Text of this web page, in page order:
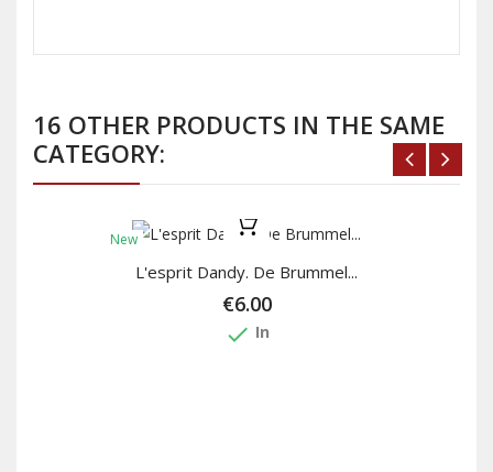
16 OTHER PRODUCTS IN THE SAME
CATEGORY:
New
L'esprit Dandy. De Brummel...
€6.00
done In